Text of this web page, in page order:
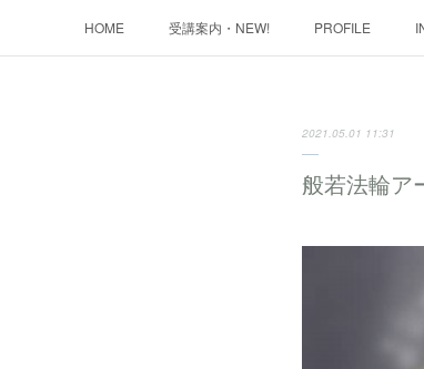
HOME 受講案内・NEW! PROFILE
2021.05.01 11:31
般若法輪ア